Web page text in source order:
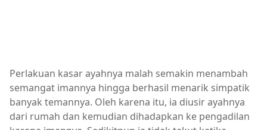
Perlakuan kasar ayahnya malah semakin menambah
semangat imannya hingga berhasil menarik simpatik
banyak temannya. Oleh karena itu, ia diusir ayahnya
dari rumah dan kemudian dihadapkan ke pengadilan